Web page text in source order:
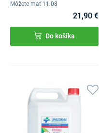
Môžete mať 11.08
21,90 €
Do košíka